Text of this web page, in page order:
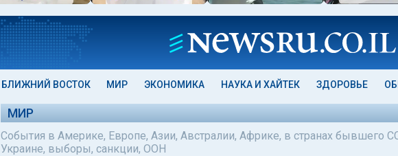
БЛИЖНИЙ ВОСТОК МИР ЭКОНОМИКА НАУКА И ХАЙТЕК ЗДОРОВЬЕ
МИР
События в Америке, Европе, Азии, Австралии, Африке, в странах бывшего
Украине, выборы, санкции, ООН